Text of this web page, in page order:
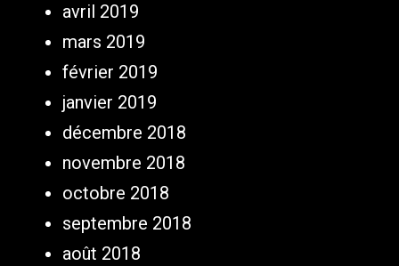
avril 2019
mars 2019
février 2019
janvier 2019
décembre 2018
novembre 2018
octobre 2018
septembre 2018
août 2018